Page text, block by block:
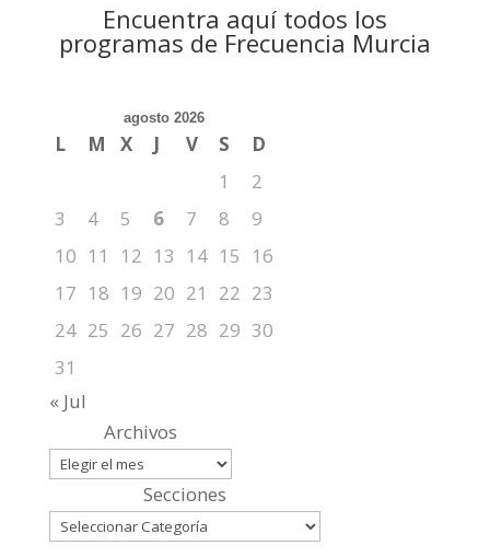
Encuentra aquí todos los
programas de Frecuencia Murcia
agosto 2026
L M X J V S
D
1
2
3
4 5 6 7 8
9
10 11 12 13 14 15
16
17 18 19 20 21 22 23
24 25 26 27 28 29 30
31
« Jul
Archivos
Secciones